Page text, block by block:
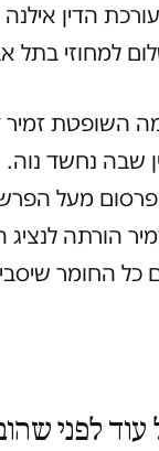
הדין
למחוזי בתל
השופטת זמיר
שבה נחשד
הפרסום מעל
הורתה
כל החומר
לפני